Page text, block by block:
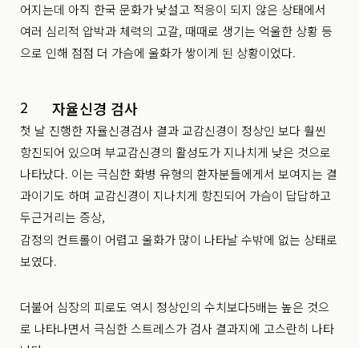
어지는데 아직 한국 문화가 낯설고 적응이 되지 않은 상태에서
여러 심리적 압박과 체력의 고갈, 때때로 생기는 억울한 상황 등
으로 인해 점점 더 가슴에 울화가 쌓이게 된 상황이었다.
2 자율신경 검사
첫 날 진행한 자율신경검사 결과 교감신경이 정상인 보다 훨씬
항진되어 있으며 부교감신경의 활성도가 지나치게 낮은 것으로
나타났다. 이는 극심한 화병 유형의 환자분들에게서 보여지는 결
과이기도 하며 교감신경이 지나치게 항진되어 가슴이 답답하고
두근거리는 증상,
감정의 컨트롤이 어렵고 울화가 많이 나타날 수밖에 없는 상태로
보였다.
더불어 심장의 피로도 역시 정상인의 수치보다5배는 높은 것으
로 나타나면서 극심한 스트레스가 검사 결과지에 고스란히 나타